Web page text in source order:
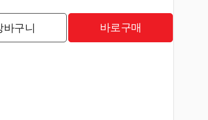
바구니 바로구매